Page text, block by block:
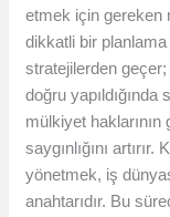
etmek için gereken
dikkatli bir
stratejilerden
doğru
mülkiyet
saygınlığını
yönetmek, iş
anahtarıdır. Bu